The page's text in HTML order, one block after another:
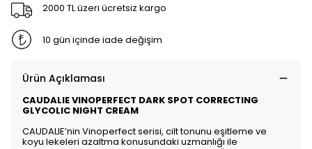
2000 TL üzeri ücretsiz kargo
10 gün içinde iade değişim
Ürün Açıklaması
CAUDALIE VINOPERFECT DARK SPOT CORRECTING
GLYCOLIC NIGHT CREAM
CAUDALIE’nin Vinoperfect serisi, cilt tonunu eşitleme ve
koyu lekeleri azaltma konusundaki uzmanlığı ile